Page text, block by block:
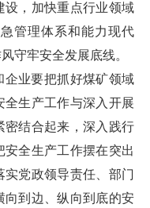
设，加快重点行业领域
管理体系和能力现代
守牢安全发展底线。
企业要把抓好煤矿领域
生产工作与深入开展
密结合起来，深入践行
安全生产工作摆在突出
党政领导责任、部门
向到边、纵向到底的安